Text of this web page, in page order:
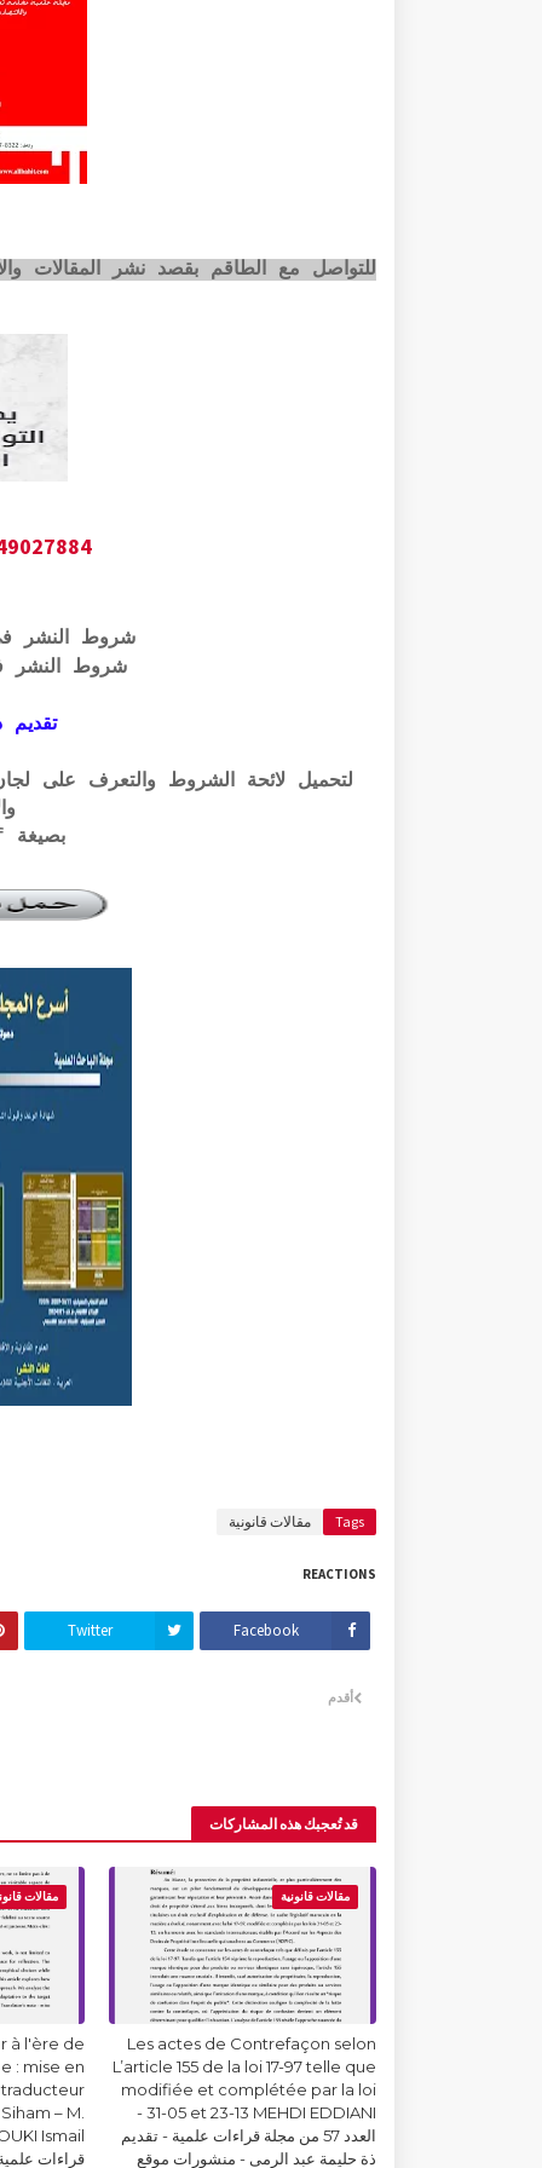
للتواصل مع الطاقم بقصد نشر المقالات
شروط النشر
شروط النشر
بصيغة pdf الرابط أسفله:
Tags مقالات قانونية
REACTIONS
Facebook
Twitter
أقدم
قد تُعجبك هذه المشاركات
مقالات قانونية
Les actes de Contrefaçon selon
L’article 155 de la loi 17-97 telle que
modifiée et complétée par la loi
31-05 et 23-13 MEHDI EDDIANI -
العدد 57 من مجلة قراءات علمية - تقديم
ذة حليمة عبد الرمى - منشورات موقع
مقالات
à l'ère de
: mise en
– M.
قراءات